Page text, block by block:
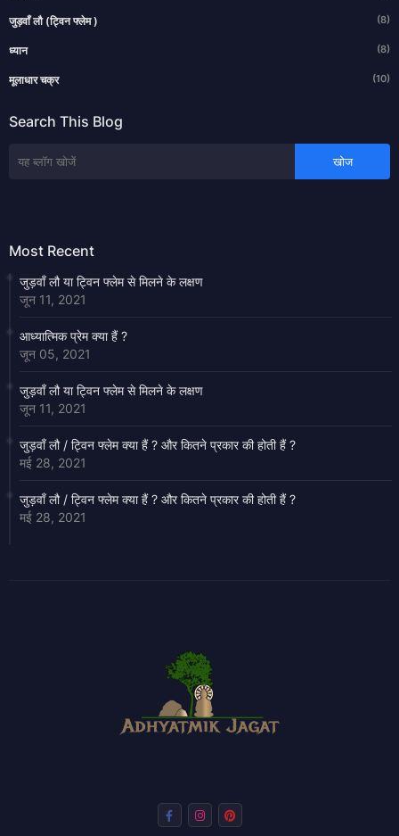
जुड़वाँ लौ (ट्विन फ्लेम ) (8)
ध्यान (8)
मूलाधार चक्र (10)
Search This Blog
Most Recent
जुड़वाँ लौ या ट्विन फ्लेम से मिलने के लक्षण
जून 11, 2021
आध्यात्मिक प्रेम क्या हैं ?
जून 05, 2021
जुड़वाँ लौ या ट्विन फ्लेम से मिलने के लक्षण
जून 11, 2021
जुड़वाँ लौ / ट्विन फ्लेम क्या हैं ? और कितने प्रकार की होती हैं ?
मई 28, 2021
जुड़वाँ लौ / ट्विन फ्लेम क्या हैं ? और कितने प्रकार की होती हैं ?
मई 28, 2021